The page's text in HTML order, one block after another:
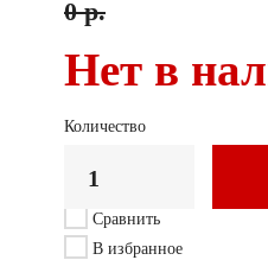
0 р.
Нет в
Количество
Сравнить
В избранное